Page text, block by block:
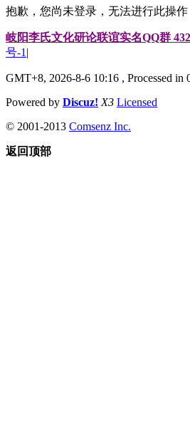
抱歉，您尚未登录，无法进行此操作
岐阳李氏文化研论联谊实名QQ群
号-1 |
GMT+8, 2026-8-6 10:16 , Processed in
Powered by Discuz! X3 Licensed
© 2001-2013 Comsenz Inc.
返回顶部